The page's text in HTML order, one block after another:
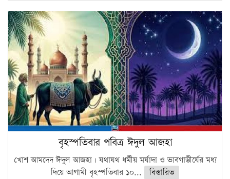
বৃহস্পতিবার পবিত্র ঈদুল আজহা
খোশ আমদেদ ঈদুল আজহা। যথাযথ ধর্মীয় মর্যাদা ও ভাবগাম্ভীর্যের মধ্য
দিয়ে আগামী বৃহস্পতিবার ১০...
বিস্তারিত